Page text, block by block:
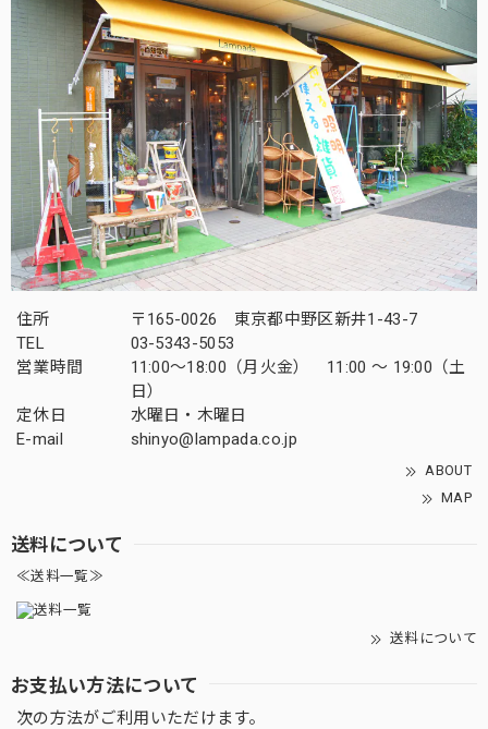
住所
〒165-0026 東京都中野区新井1-43-7
TEL
03-5343-5053
営業時間
11:00～18:00（月火金） 11:00 ～ 19:00（土
日）
定休日
水曜日・木曜日
E-mail
shinyo@lampada.co.jp
ABOUT
MAP
送料について
≪送料一覧≫
送料について
お支払い方法について
次の方法がご利用いただけます。